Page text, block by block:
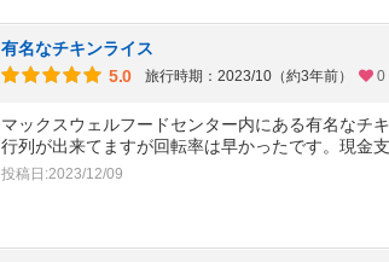
有名なチキンライス
5.0
旅行時期：2023/10（約3年前） 0
マックスウェルフードセンター内にある有名なチ
行列が出来てますが回転率は早かったです。現金
投稿日:2023/12/09